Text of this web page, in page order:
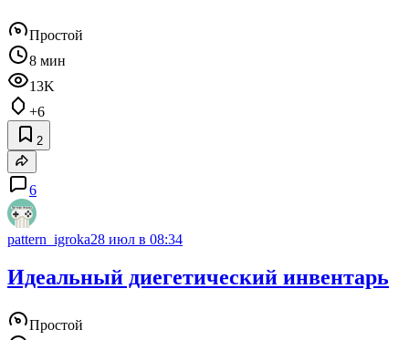
Простой
8 мин
13K
+6
2
6
pattern_igroka28 июл в 08:34
Идеальный диегетический инвентарь
Простой